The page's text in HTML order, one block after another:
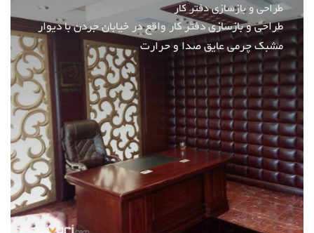
طراحی و بازسازی دفتر کار
طراحی و بازسازی دفتر کار واقع در خیابان جردن با دیوار
مشبک چرمی عایق صدا و حرارت